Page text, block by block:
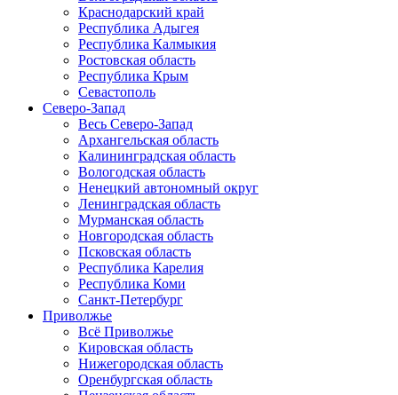
Краснодарский край
Республика Адыгея
Республика Калмыкия
Ростовская область
Республика Крым
Севастополь
Северо-Запад
Весь Северо-Запад
Архангельская область
Калининградская область
Вологодская область
Ненецкий автономный округ
Ленинградская область
Мурманская область
Новгородская область
Псковская область
Республика Карелия
Республика Коми
Санкт-Петербург
Приволжье
Всё Приволжье
Кировская область
Нижегородская область
Оренбургская область